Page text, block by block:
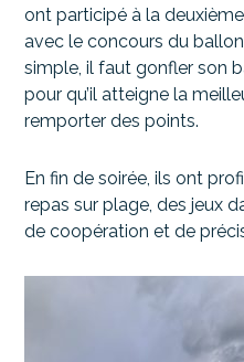
ont participé à la
avec le concours du
simple, il faut gonfler son
pour qu’il atteigne la
remporter des points.
En fin de soirée, ils ont
repas sur plage, des jeux
de coopération et de